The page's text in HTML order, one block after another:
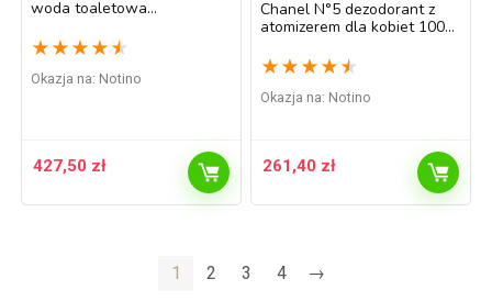
woda toaletowa
x 20 ml
★ ★ ★ ★ ★
Okazja na: Notino
427,50 zł
Chanel N°5 dezodorant z
atomizerem dla kobiet 100
★ ★ ★ ★ ★
Okazja na: Notino
261,40 zł
1 2 3 4 →